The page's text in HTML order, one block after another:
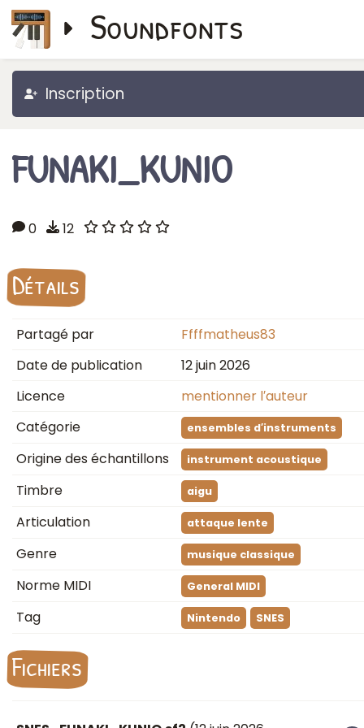
Soundfonts
Inscription
FUNAKI_KUNIO
0 12
Détails
Partagé par
Ffffmatheus83
Date de publication
12 juin 2026
Licence
mentionner l′auteur
Catégorie
ensembles d′instruments
Origine des échantillons instrument acoustique
Timbre aigu
Articulation attaque lente
Genre musique classique
Norme MIDI General MIDI
Tag Nintendo SNES
Fichiers